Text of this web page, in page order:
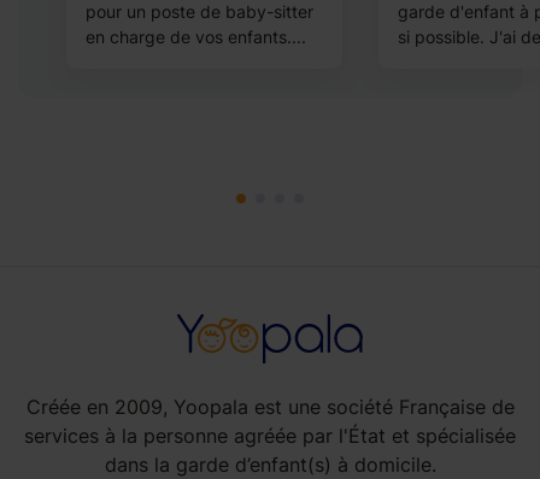
pour un poste de baby-sitter
en charge de vos enfants....
garde d'enfant à
si possible. J'ai
Créée en 2009, Yoopala est une société Française de
services à la personne agréée par l'État et spécialisée
dans la garde d’enfant(s) à domicile.